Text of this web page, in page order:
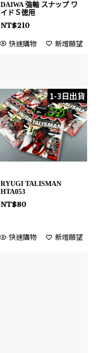
DAIWA 強軸 スナップ ワ
イドＳ徳用
NT$210
快速購物 新增願望
1-3日出貨
RYUGI TALISMAN
HTA053
NT$80
快速購物 新增願望